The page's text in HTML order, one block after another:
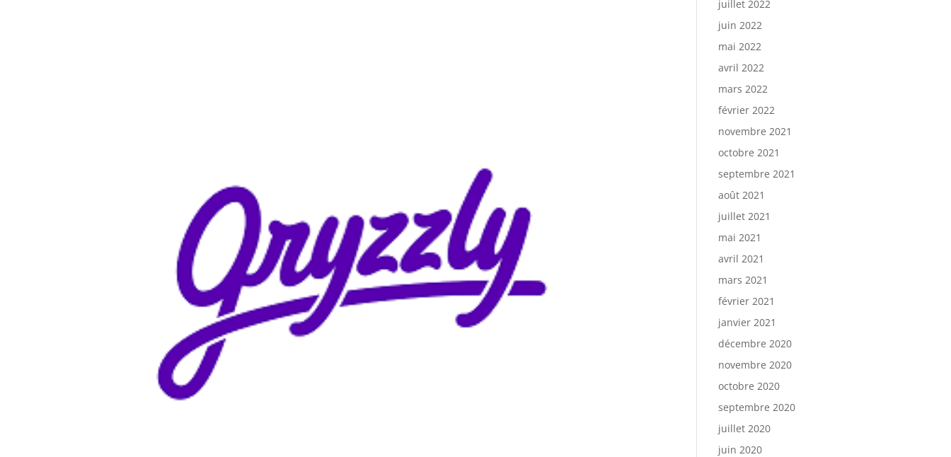
juillet 2022
juin 2022
mai 2022
avril 2022
mars 2022
février 2022
novembre 2021
octobre 2021
septembre 2021
août 2021
juillet 2021
mai 2021
avril 2021
mars 2021
février 2021
janvier 2021
décembre 2020
novembre 2020
octobre 2020
septembre 2020
juillet 2020
juin 2020